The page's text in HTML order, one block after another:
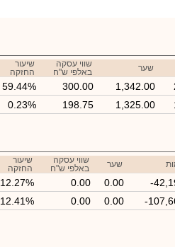
שער
שווי עסקה
באלפי ש"ח
שיעור
החזקה
1,342.00
300.00
59.44%
1,325.00
198.75
0.23%
שער
שווי עסקה
באלפי ש"ח
שיעור
החזקה
-
0.00
0.00
12.27%
-
0.00
0.00
12.41%